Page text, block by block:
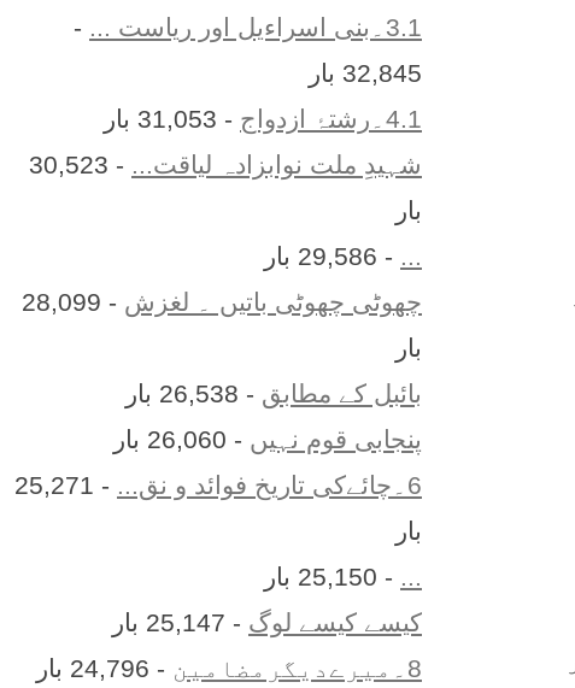
3.1۔بنی اسراءیل اور ریاست ...
-
32,845 بار
4.1۔رشتۂ ازدواج
- 31,053 بار
شہیدِ ملت نوابزادہ لیاقت...
- 30,523
بار
- 29,586 بار
چھوٹی چھوٹی باتیں ۔ لغزش
- 28,099
بار
بائبل کے مطابق - 26,538 بار
پنجابی قوم نہیں - 26,060 بار
6۔چائےکی تاریخ فوائد و نق...
- 25,271
بار
- 25,150 بار
کیسے کیسے لوگ - 25,147 بار
8۔میرےدیگرمضامین
- 24,796 بار